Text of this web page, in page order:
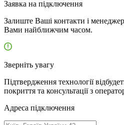
Заявка на підключення
Залиште Ваші контакти і
Вами найближчим часом.
Зверніть увагу
Підтвердження технології
покриття та консультації з
Адресa підключення